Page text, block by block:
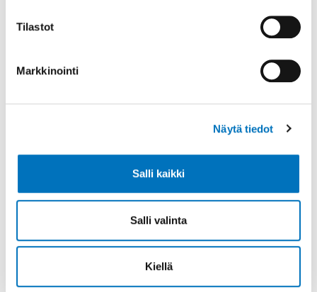
Tilastot
Markkinointi
Näytä tiedot
Salli kaikki
Salli valinta
Kiellä
New York, New York!